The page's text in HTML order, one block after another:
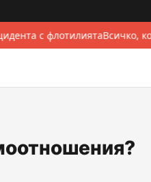
с флотилиятаВсичко,